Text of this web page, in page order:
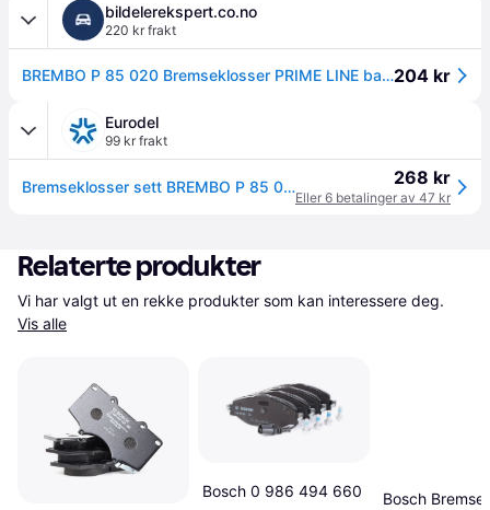
bildelerekspert.co.no
220 kr frakt
BREMBO P 85 020 Bremseklosser PRIME LINE bakaksel, med antihyle blikk, med tilbehør204 kr
Eurodel
99 kr frakt
Bremseklosser sett BREMBO P 85 020 268 kr
Eller 6 betalinger av 47 kr
Relaterte produkter
Vis alle
Bosch 0 986 494 660
Bosch